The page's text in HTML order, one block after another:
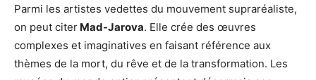
Parmi les artistes vedettes du mouvement supraréaliste,
on peut citer Mad-Jarova. Elle crée des œuvres
complexes et imaginatives en faisant référence aux
thèmes de la mort, du rêve et de la transformation. Les